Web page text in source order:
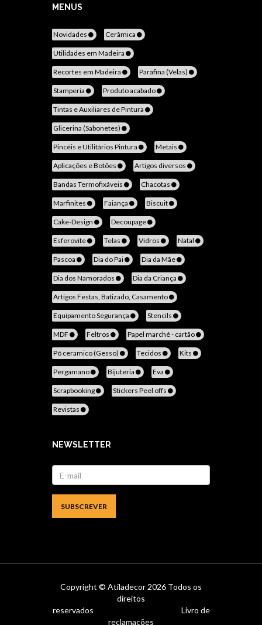
MENUS
Novidades Cerâmica
Utilidades em Madeira
Recortes em Madeira Parafina (Velas)
Stamperia Produto acabado
Tintas e Auxiliares de Pintura
Glicerina (Sabonetes)
Pincéis e Utilitários Pintura Metais
Aplicações e Botões Artigos diversos
Bandas Termofixáveis Chacotas
Marfinites Faiança Biscuit
Cake-Design Decoupage
Esferovite Telas Vidros Natal
Pascoa Dia do Pai Dia da Mãe
Dia dos Namorados Dia da Criança
Artigos Festas, Batizado, Casamento
Equipamento Segurança Stencils
MDF Feltros Papel marché - cartão
Pó ceramico (Gesso) Tecidos Kits
Pergamano Bijuteria Eva
Scrapbooking Stickers Peel offs
Revistas
NEWSLETTER
Copyright © Atiladecor 2026 Todos os
direitos
reservados
Livro de
reclamações